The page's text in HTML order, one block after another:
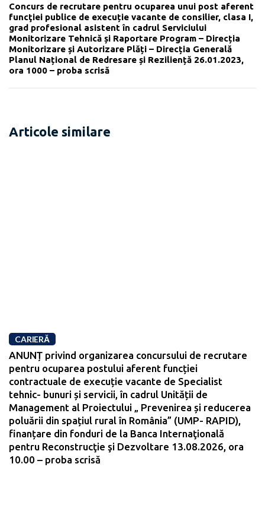
Concurs de recrutare pentru ocuparea unui post aferent
funcţiei publice de execuție vacante de consilier, clasa I,
grad profesional asistent în cadrul Serviciului
Monitorizare Tehnică și Raportare Program – Direcția
Monitorizare și Autorizare Plăți – Direcția Generală
Planul Național de Redresare și Reziliență 26.01.2023,
ora 1000 – proba scrisă
Articole similare
CARIERĂ
ANUNȚ privind organizarea concursului de recrutare
pentru ocuparea postului aferent funcției
contractuale de execuție vacante de Specialist
tehnic- bunuri și servicii, în cadrul Unității de
Management al Proiectului „ Prevenirea și reducerea
poluării din spațiul rural în România” (UMP- RAPID),
finanțare din fonduri de la Banca Internaţională
pentru Reconstrucţie şi Dezvoltare 13.08.2026, ora
10.00 – proba scrisă